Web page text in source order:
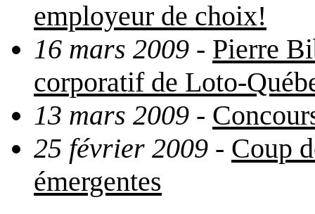
employeur de choix!
16 mars 2009 - Pierre
corporatif de Loto-
13 mars 2009 -
25 février 2009 - Coup
émergentes